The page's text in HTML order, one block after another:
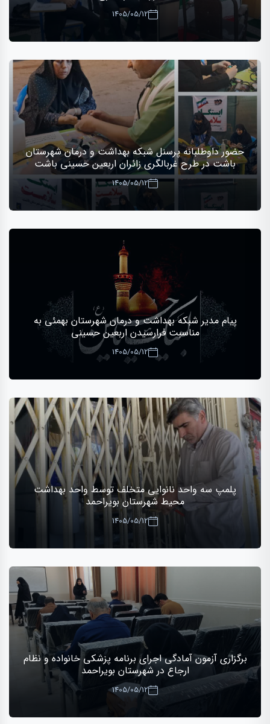
1405/05/12
حضور داوطلبانه پرسنل شبکه بهداشت و درمان شهرستان
باشت در طرح غربالگری زائران اربعین حسینی باشت
1405/05/12
پیام مدیر شبکه بهداشت و درمان شهرستان بهمئی به
مناسبت فرارسیدن اربعین حسینی
1405/05/12
پلمپ سه واحد نانوایی متخلف توسط واحد بهداشت
محیط شهرستان بویراحمد
1405/05/12
برگزاری آزمون آمادگی اجرای برنامه پزشکی خانواده و نظام
ارجاع در شهرستان بویراحمد
1405/05/12